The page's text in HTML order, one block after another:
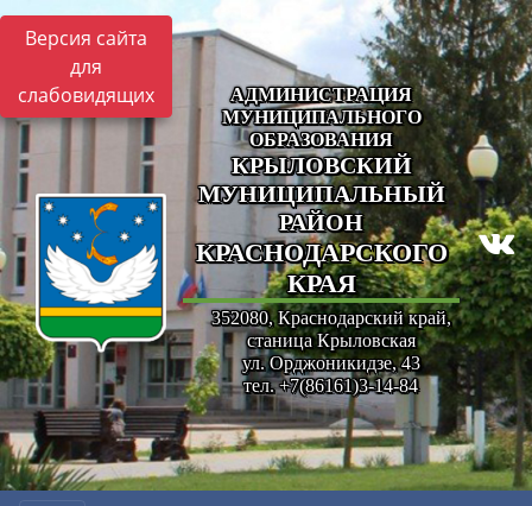
Версия сайта
для
слабовидящих
АДМИНИСТРАЦИЯ
МУНИЦИПАЛЬНОГО
ОБРАЗОВАНИЯ
КРЫЛОВСКИЙ
МУНИЦИПАЛЬНЫЙ
РАЙОН
КРАСНОДАРСКОГО
КРАЯ
352080, Краснодарский край,
станица Крыловская
ул. Орджоникидзе, 43
тел. +7(86161)3-14-84